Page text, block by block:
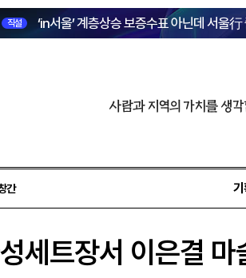
직설 ‘in서울’ 계층상승 보증수표 아닌데 서울
사람과 지역의 가치를 생
간 기
세트장서 이은결 마